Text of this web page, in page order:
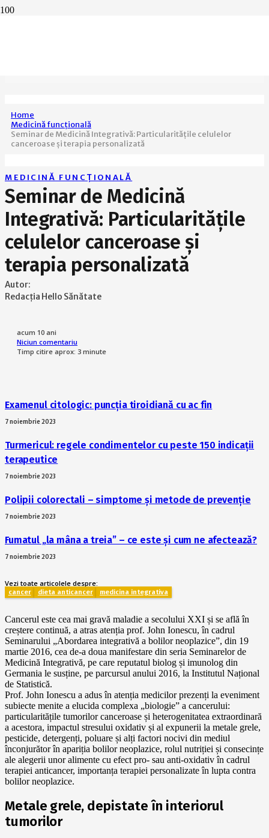
Home
Medicină funcțională
Seminar de Medicină Integrativă: Particularitățile celulelor
canceroase și terapia personalizată
MEDICINĂ FUNCȚIONALĂ
Seminar de Medicină
Integrativă: Particularitățile
celulelor canceroase și
terapia personalizată
Autor:
Redacția Hello Sănătate
acum 10 ani
Niciun comentariu
Timp citire aprox: 3 minute
Examenul citologic: puncția tiroidiană cu ac fin
7 noiembrie 2023
Turmericul: regele condimentelor cu peste 150 indicații
terapeutice
7 noiembrie 2023
Polipii colorectali – simptome și metode de prevenție
7 noiembrie 2023
Fumatul „la mâna a treia” – ce este și cum ne afectează?
7 noiembrie 2023
Vezi toate articolele despre:
cancer dieta anticancer medicina integrativa
Cancerul este cea mai gravă maladie a secolului XXI și se află în
creștere continuă, a atras atenția prof. John Ionescu, în cadrul
Seminarului „Abordarea integrativă a bolilor neoplazice”, din 19
martie 2016, cea de-a doua manifestare din seria Seminarelor de
Medicină Integrativă, pe care reputatul biolog și imunolog din
Germania le susține, pe parcursul anului 2016, la Institutul Național
de Statistică.
Prof. John Ionescu a adus în atenția medicilor prezenți la eveniment
subiecte menite a elucida complexa „biologie” a cancerului:
particularitățile tumorilor canceroase și heterogenitatea extraordinară
a acestora, impactul stresului oxidativ și al expunerii la metale grele,
pesticide, detergenți, poluare și alți factori nocivi din mediul
înconjurător în apariția bolilor neoplazice, rolul nutriției și consecințe
ale alegerii unor alimente cu efect pro- sau anti-oxidativ în cadrul
terapiei anticancer, importanța terapiei personalizate în lupta contra
bolilor neoplazice.
Metale grele, depistate în interiorul
tumorilor